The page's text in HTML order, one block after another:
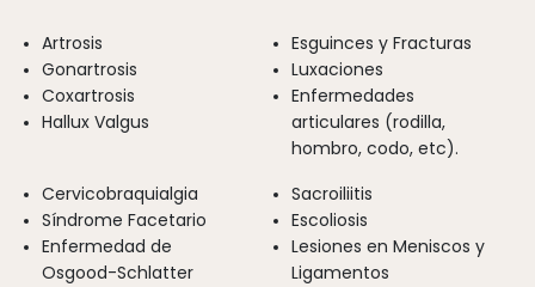
Artrosis
Gonartrosis
Coxartrosis
Hallux Valgus
Esguinces y Fracturas
Luxaciones
Enfermedades
articulares (rodilla,
hombro, codo, etc).
Cervicobraquialgia
Síndrome Facetario
Enfermedad de
Osgood-Schlatter
Sacroiliitis
Escoliosis
Lesiones en Meniscos y
Ligamentos